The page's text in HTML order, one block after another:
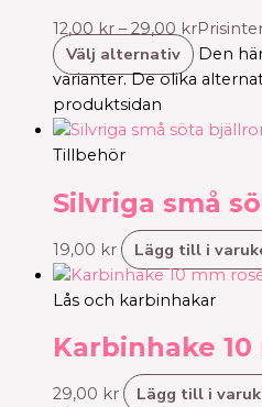
12,00 kr – 29,00 kr
Välj alternativ
Den
varianter. De olika
produktsidan
Tillbehör
Silvriga små
19,00 kr Lägg till i
Lås och karbinhakar
Karbinhake
29,00 kr Lägg till i